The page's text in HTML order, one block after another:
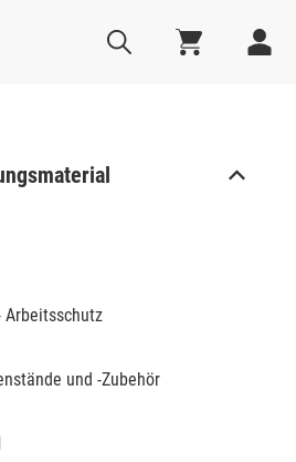
Arbeitsschutz
und -Zubehör